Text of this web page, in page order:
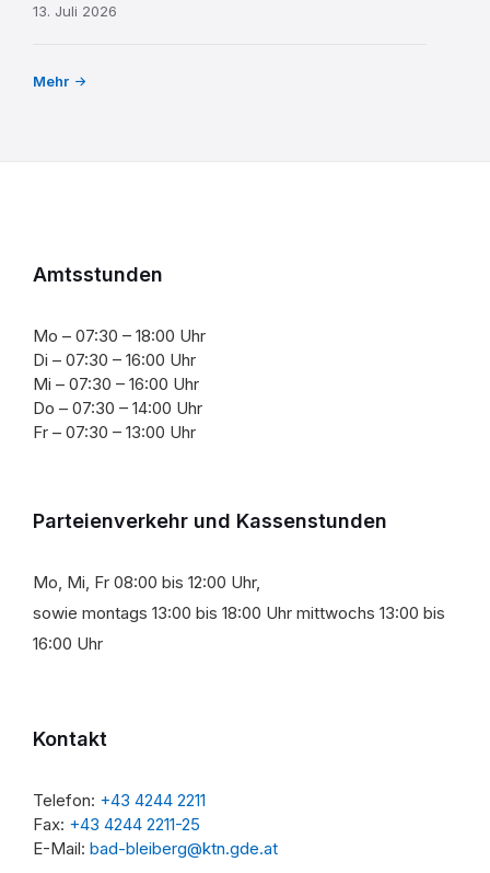
13. Juli 2026
Mehr
Amtsstunden
Mo – 07:30 – 18:00 Uhr
Di – 07:30 – 16:00 Uhr
Mi – 07:30 – 16:00 Uhr
Do – 07:30 – 14:00 Uhr
Fr – 07:30 – 13:00 Uhr
Parteienverkehr und Kassenstunden
Mo, Mi, Fr 08:00 bis 12:00 Uhr,
sowie montags 13:00 bis 18:00 Uhr mittwochs 13:00 bis
16:00 Uhr
Kontakt
Telefon: +43 4244 2211
Fax: +43 4244 2211-25
E-Mail: bad-bleiberg@ktn.gde.at